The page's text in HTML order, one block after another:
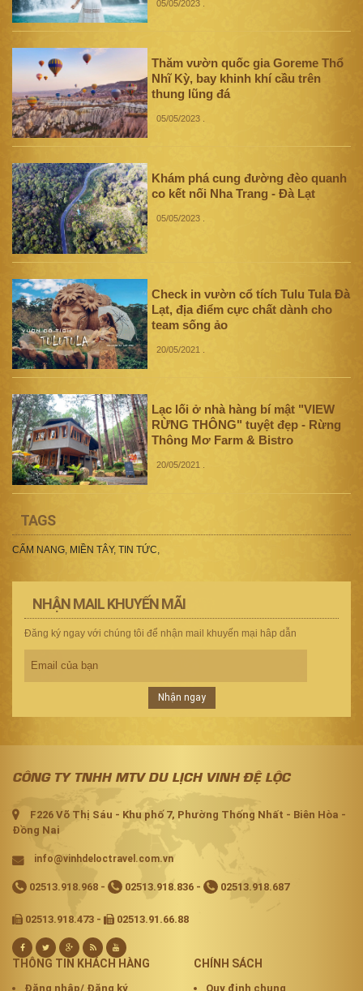
05/05/2023
Thăm vườn quốc gia Goreme Thổ
Nhĩ Kỳ, bay khinh khí cầu trên
thung lũng đá
05/05/2023
Khám phá cung đường đèo quanh
co kết nối Nha Trang - Đà Lạt
05/05/2023
Check in vườn cổ tích Tulu Tula Đà
Lạt, địa điểm cực chất dành cho
team sống ảo
20/05/2021
Lạc lối ở nhà hàng bí mật "VIEW
RỪNG THÔNG" tuyệt đẹp - Rừng
Thông Mơ Farm & Bistro
20/05/2021
TAGS
CẨM NANG MIỀN TÂY, TIN TỨC
NHẬN MAIL KHUYẾN MÃI
Đăng ký ngay với chúng tôi để nhận mail khuyến mại hâp dẫn
Nhận ngay
CÔNG TY TNHH MTV DU LỊCH VINH ĐỆ LỘC
F226 Võ Thị Sáu - Khu phố 7, Phường Thống Nhất - Biên Hòa -
Đồng Nai
info@vinhdeloctravel.com.vn
02513.918.968 - 02513.918.836 - 02513.918.687
02513.918.473 - 02513.91.66.88
THÔNG TIN KHÁCH HÀNG
Đăng nhập/ Đăng ký
CHÍNH SÁCH
Quy định chung